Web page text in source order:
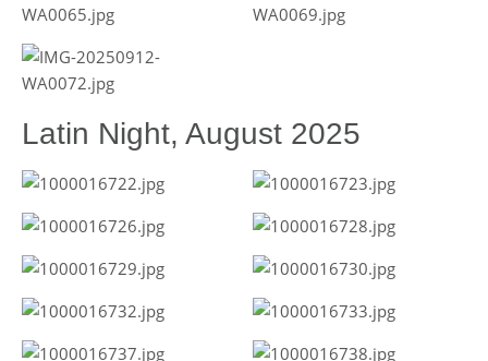
Latin Night, August 2025